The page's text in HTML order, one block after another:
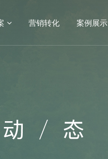
营销转化 案例展示
网站建设案例
生物医疗